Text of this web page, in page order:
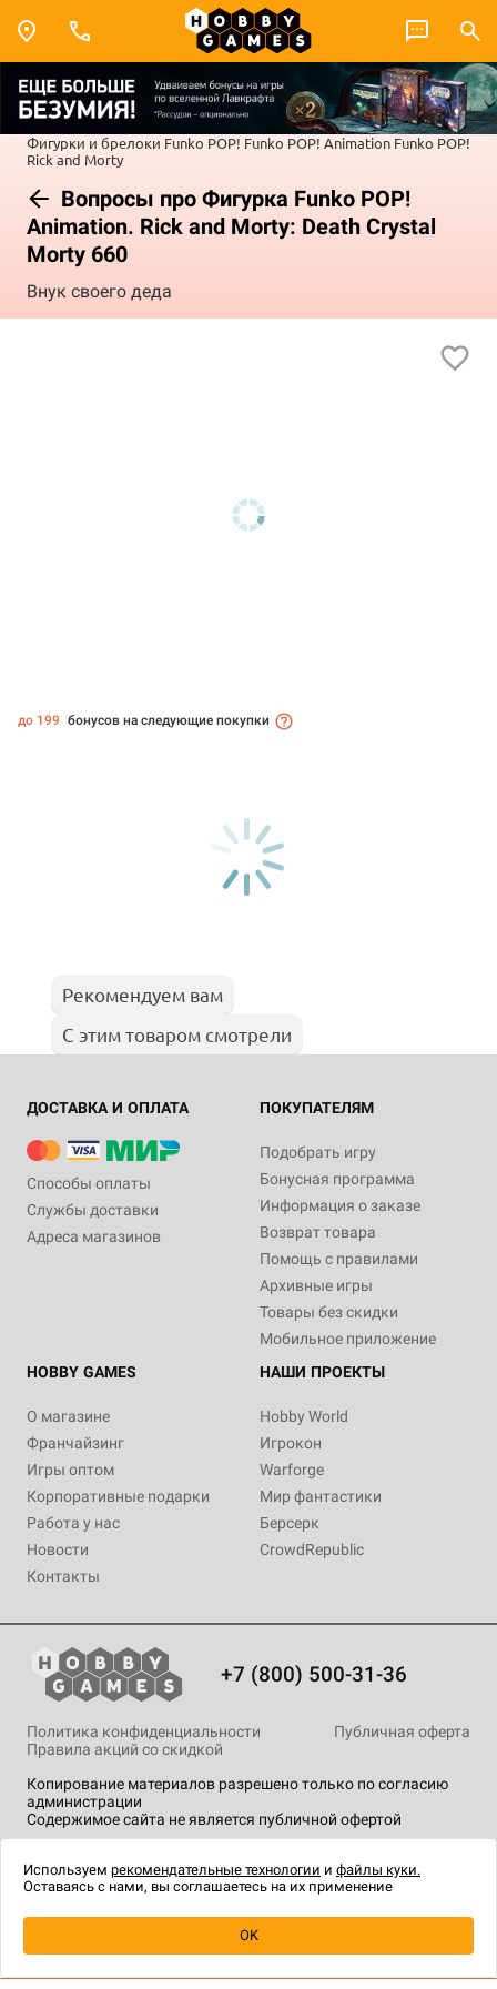
Фигурки и брелоки Funko POP! Funko POP! Animation Funko POP!
Rick and Morty
Вопросы про Фигурка Funko POP!
Animation. Rick and Morty: Death Crystal
Morty 660
Внук своего деда
Уведомить о наличии
до 199 бонусов на следующие покупки
Рекомендуем вам
С этим товаром смотрели
ДОСТАВКА И ОПЛАТА
Способы оплаты
Службы доставки
Адреса магазинов
ПОКУПАТЕЛЯМ
Подобрать игру
Бонусная программа
Информация о заказе
Возврат товара
Помощь с правилами
Архивные игры
Товары без скидки
Мобильное приложение
HOBBY GAMES
О магазине
Франчайзинг
Игры оптом
Корпоративные подарки
Работа у нас
Новости
Контакты
НАШИ ПРОЕКТЫ
Hobby World
Игрокон
Warforge
Мир фантастики
Берсерк
CrowdRepublic
+7 (800) 500-31-36
Копирование материалов разрешено только по согласию
администрации
Содержимое сайта не является публичной офертой
Политика конфиденциальности
Публичная оферта
Правила акций со скидкой
технологии.
Используем рекомендательные технологии и файлы куки.
Оставаясь с нами, вы соглашаетесь на их применение
OK